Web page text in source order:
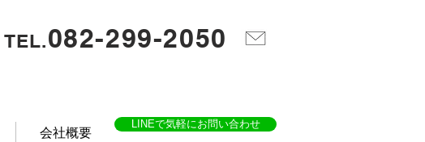
TEL.082-299-2050
会社概要
LINEで気軽にお問い合わせ